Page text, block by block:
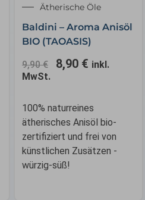
Ätherische Öle
Baldini – Aroma Anisöl
BIO (TAOASIS)
9,90€
Ursprünglicher
Preis
war:
9,90 €
8,90 €
Aktueller
Preis
ist:
8,90 €.
inkl.
MwSt.
100% naturreines
ätherisches Anisöl bio-
zertifiziert und frei von
künstlichen Zusätzen -
würzig-süß!